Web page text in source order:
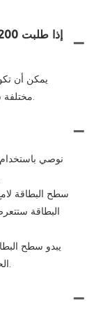
مختلفة سيكون أعلى من سعر 200 بطاقة متطابقة.
نوصي
سطح البطاقة
البطاقة
يبدو سطح
الحرف اليدوية، فإنه سيؤثر على تأثير الحرفية.